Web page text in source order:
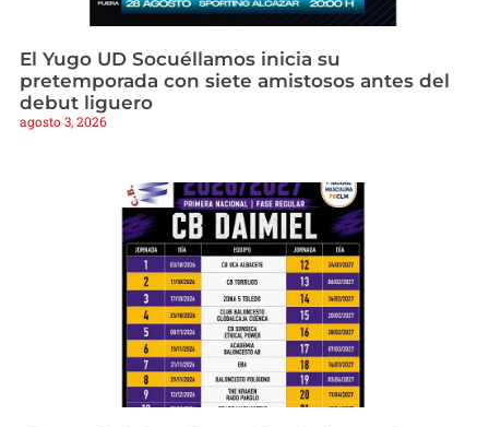
El Yugo UD Socuéllamos inicia su
pretemporada con siete amistosos antes del
debut liguero
agosto 3, 2026